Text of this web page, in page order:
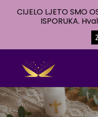
CIJELO LJETO SMO
ISPORUKA.